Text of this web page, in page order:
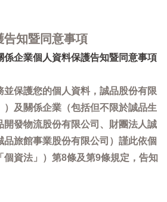
告知暨同意事項
係企業個人資料保護告知暨同意事項
並保護您的個人資料，誠品股份有限
）及關係企業（包括但不限於誠品生
開發物流股份有限公司、財團法人誠
旅館事業股份有限公司）謹此依個
個資法」）第8條及第9條規定，告知